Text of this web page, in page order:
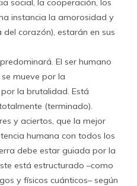
social, la cooperación, los
instancia la amorosidad y
corazón), estarán en sus
El ser humano
mueve por la
la brutalidad. Está
(terminado).
y aciertos, que la mejor
humana con todos los
debe estar guiada por la
está estructurado –como
y físicos cuánticos– según